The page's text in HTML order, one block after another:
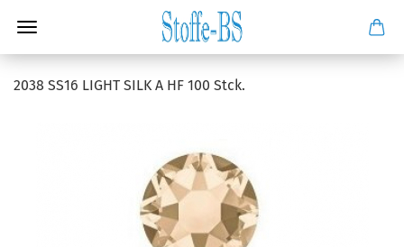
2038 SS16 LIGHT SILK A HF 100 Stck.